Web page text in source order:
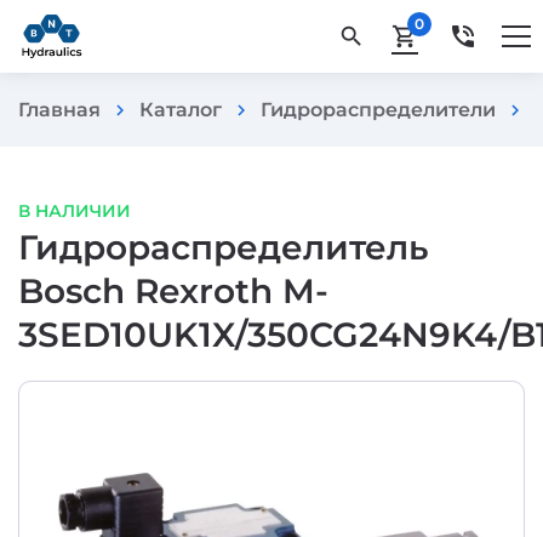
search shopping_cart0 phone_in_talk
Главная chevron_right Каталог chevron_right Гидрораспределители chevron_right
В НАЛИЧИИ
Гидрораспределитель
Bosch Rexroth M-
3SED10UK1X/350CG24N9K4/